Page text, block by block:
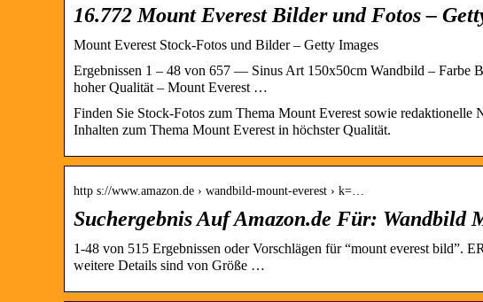
16.772 Mount Everest Bilder und Fotos –
Mount Everest Stock-Fotos und Bilder – Getty Images
Ergebnissen 1 – 48 von 657 — Sinus Art 150x50cm Wandbild – Farbe
hoher Qualität – Mount Everest …
Finden Sie Stock-Fotos zum Thema Mount Everest sowie redaktionelle
Inhalten zum Thema Mount Everest in höchster Qualität.
http s://www.amazon.de › wandbild-mount-everest › k=…
Suchergebnis Auf Amazon.de Für: Wandbild
1-48 von 515 Ergebnissen oder Vorschlägen für “mount everest bild”.
weitere Details sind von Größe …